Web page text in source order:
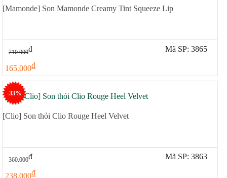
[Mamonde] Son Mamonde Creamy Tint Squeeze Lip
210.000đ
165.000đ
Mã SP: 3865
-33%
[Clio] Son thỏi Clio Rouge Heel Velvet
360.000đ
238.000đ
Mã SP: 3863